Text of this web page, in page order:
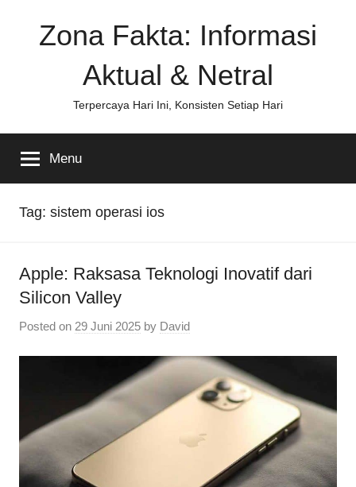
Zona Fakta: Informasi
Aktual & Netral
Terpercaya Hari Ini, Konsisten Setiap Hari
Menu
Tag: sistem operasi ios
Apple: Raksasa Teknologi Inovatif dari
Silicon Valley
Posted on 29 Juni 2025 by David